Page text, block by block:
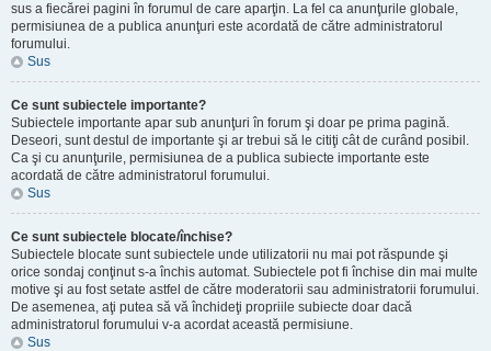
sus a fiecărei pagini în forumul de care aparţin. La fel ca anunţurile globale,
permisiunea de a publica anunţuri este acordată de către administratorul
forumului.
Sus
Ce sunt subiectele importante?
Subiectele importante apar sub anunţuri în forum şi doar pe prima pagină.
Deseori, sunt destul de importante şi ar trebui să le citiţi cât de curând posibil.
Ca şi cu anunţurile, permisiunea de a publica subiecte importante este
acordată de către administratorul forumului.
Sus
Ce sunt subiectele blocate/închise?
Subiectele blocate sunt subiectele unde utilizatorii nu mai pot răspunde şi
orice sondaj conţinut s-a închis automat. Subiectele pot fi închise din mai multe
motive şi au fost setate astfel de către moderatorii sau administratorii forumului.
De asemenea, aţi putea să vă închideţi propriile subiecte doar dacă
administratorul forumului v-a acordat această permisiune.
Sus